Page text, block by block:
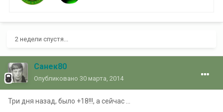
2 недели спустя...
Санек80
Опубликовано 30 марта, 2014
Три дня назад, было +18!!!, а сейчас ...